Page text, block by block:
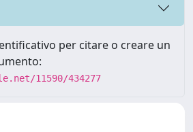
per citare o creare un
11590/434277